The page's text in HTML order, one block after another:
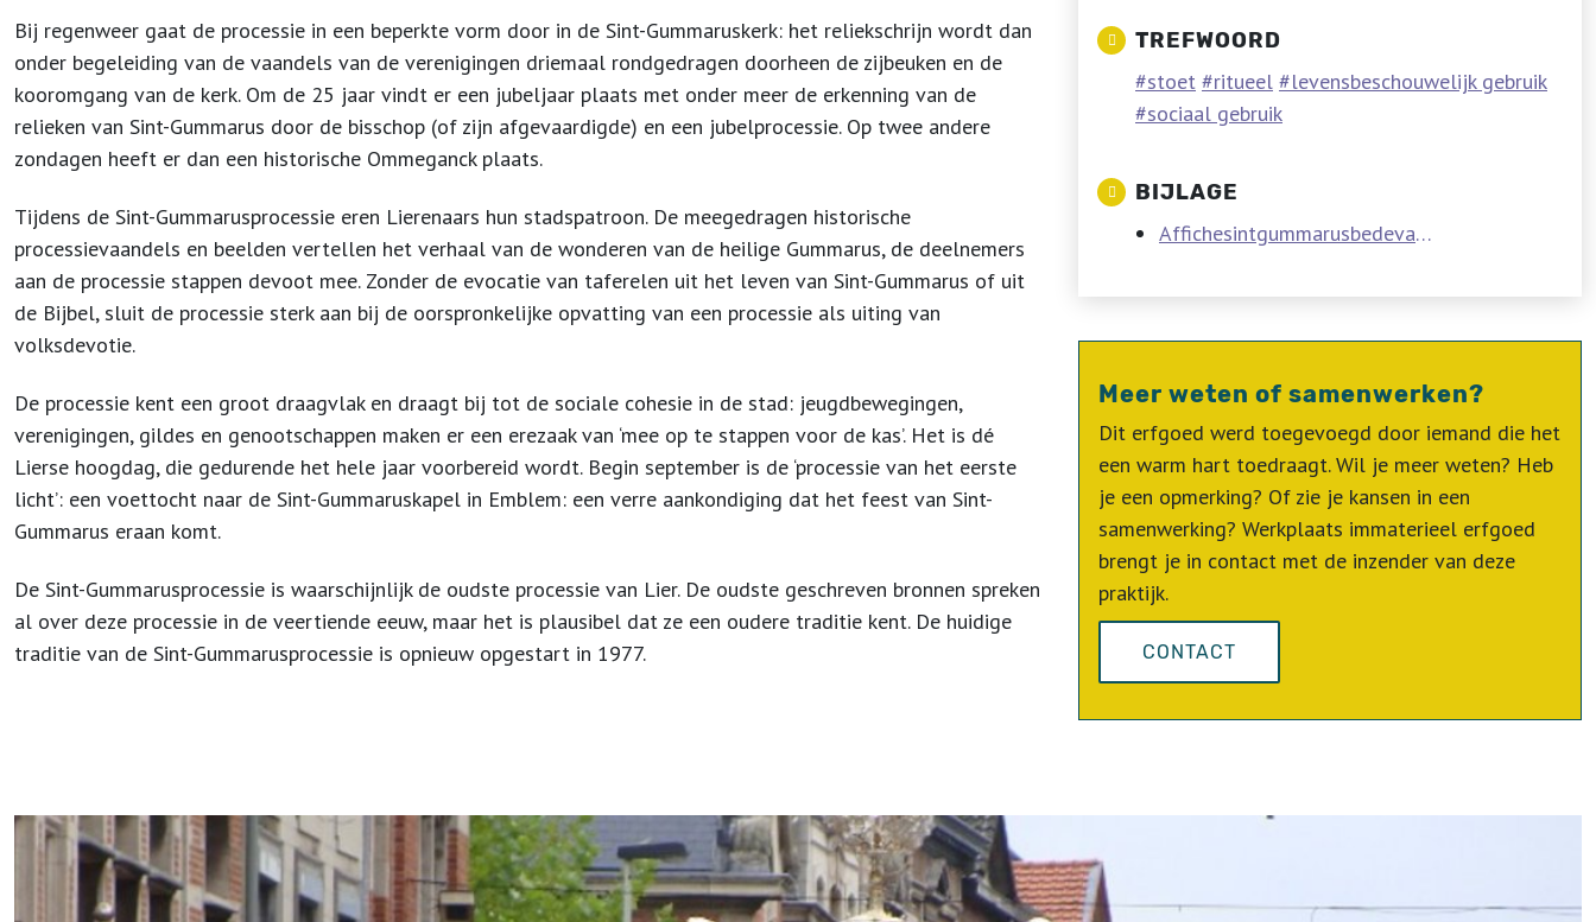
Bij regenweer gaat de processie in een beperkte vorm door in de Sint-Gummaruskerk: het reliekschrijn wordt dan
onder begeleiding van de vaandels van de verenigingen driemaal rondgedragen doorheen de zijbeuken en de
kooromgang van de kerk. Om de 25 jaar vindt er een jubeljaar plaats met onder meer de erkenning van de
relieken van Sint-Gummarus door de bisschop (of zijn afgevaardigde) en een jubelprocessie. Op twee andere
zondagen heeft er dan een historische Ommeganck plaats.
Tijdens de Sint-Gummarusprocessie eren Lierenaars hun stadspatroon. De meegedragen historische
processievaandels en beelden vertellen het verhaal van de wonderen van de heilige Gummarus, de deelnemers
aan de processie stappen devoot mee. Zonder de evocatie van taferelen uit het leven van Sint-Gummarus of uit
de Bijbel, sluit de processie sterk aan bij de oorspronkelijke opvatting van een processie als uiting van
volksdevotie.
De processie kent een groot draagvlak en draagt bij tot de sociale cohesie in de stad: jeugdbewegingen,
verenigingen, gildes en genootschappen maken er een erezaak van ‘mee op te stappen voor de kas’. Het is dé
Lierse hoogdag, die gedurende het hele jaar voorbereid wordt. Begin september is de ‘processie van het eerste
licht’: een voettocht naar de Sint-Gummaruskapel in Emblem: een verre aankondiging dat het feest van Sint-
Gummarus eraan komt.
De Sint-Gummarusprocessie is waarschijnlijk de oudste processie van Lier. De oudste geschreven bronnen spreken
al over deze processie in de veertiende eeuw, maar het is plausibel dat ze een oudere traditie kent. De huidige
traditie van de Sint-Gummarusprocessie is opnieuw opgestart in 1977.
TREFWOORD
stoet ritueel
levensbeschouwelijk gebruik
sociaal gebruik
BIJLAGE
Affichesintgummarusbedevaart2017_compressed.pdf
Meer weten of samenwerken?
Dit erfgoed werd toegevoegd door iemand die het
een warm hart toedraagt. Wil je meer weten? Heb
je een opmerking? Of zie je kansen in een
samenwerking? Werkplaats immaterieel erfgoed
brengt je in contact met de inzender van deze
praktijk.
CONTACT